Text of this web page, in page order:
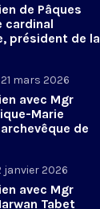
de Pâques
cardinal
président de la
des
mars 2026
avec Mgr
Marie
de
janvier 2026
avec Mgr
Tabet